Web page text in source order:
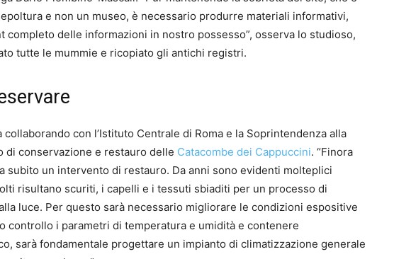
e non un museo, è necessario produrre materiali informativi,
completo delle informazioni in nostro possesso”, osserva lo studioso,
tutte le mummie e ricopiato gli antichi registri.
con l’Istituto Centrale di Roma e la Soprintendenza alla
conservazione e restauro delle Catacombe dei Cappuccini. “Finora
subito un intervento di restauro. Da anni sono evidenti molteplici
risultano scuriti, i capelli e i tessuti sbiaditi per un processo di
luce. Per questo sarà necessario migliorare le condizioni espositive
controllo i parametri di temperatura e umidità e contenere
sarà fondamentale progettare un impianto di climatizzazione generale